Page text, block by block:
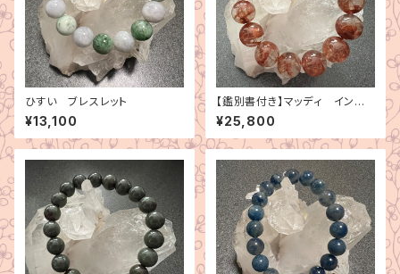
ひすい ブレスレット
¥13,100
【鑑別書付き】マッディ インク
ルージョン・クォーツ ブレスレ
ット
¥25,800